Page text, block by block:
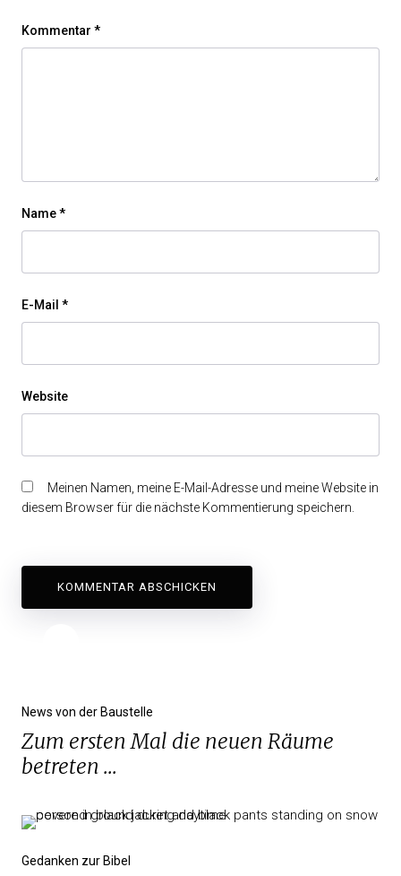
Kommentar *
Name*
E-Mail *
Website
Meinen Namen, meine E-Mail-Adresse und meine Website in
diesem Browser für die nächste Kommentierung speichern.
News von der Baustelle
Zum ersten Mal die neuen Räume
betreten ...
Gedanken zur Bibel